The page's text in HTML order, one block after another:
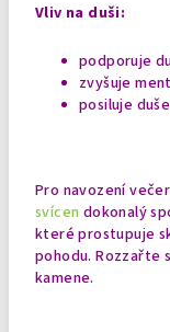
Vliv na duši:
podporuje
zvyšuje
posiluje
Pro navození
svícen dokonalý
které prostupuje
pohodu. Rozzařte
kamene.